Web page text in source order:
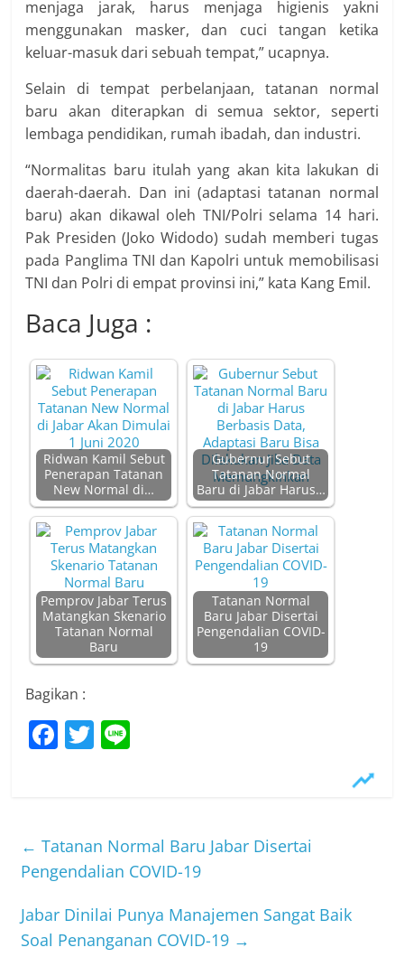
menjaga jarak, harus menjaga higienis yakni
menggunakan masker, dan cuci tangan ketika
keluar-masuk dari sebuah tempat,” ucapnya.
Selain di tempat perbelanjaan, tatanan normal
baru akan diterapkan di semua sektor, seperti
lembaga pendidikan, rumah ibadah, dan industri.
“Normalitas baru itulah yang akan kita lakukan di
daerah-daerah. Dan ini (adaptasi tatanan normal
baru) akan dikawal oleh TNI/Polri selama 14 hari.
Pak Presiden (Joko Widodo) sudah memberi tugas
pada Panglima TNI dan Kapolri untuk memobilisasi
TNI dan Polri di empat provinsi ini,” kata Kang Emil.
Baca Juga :
Ridwan Kamil Sebut
Penerapan Tatanan
New Normal di…
Gubernur Sebut
Tatanan Normal
Baru di Jabar Harus…
Pemprov Jabar Terus
Matangkan Skenario
Tatanan Normal
Baru
Tatanan Normal
Baru Jabar Disertai
Pengendalian COVID-
19
Bagikan :
F
b
o
o
k
T
← Tatanan Normal Baru Jabar Disertai
Pengendalian COVID-19
Jabar Dinilai Punya Manajemen Sangat Baik
Soal Penanganan COVID-19 →